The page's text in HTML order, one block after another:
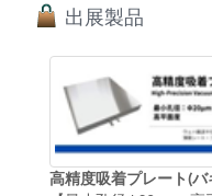
出展製品
高精度吸着プレート(